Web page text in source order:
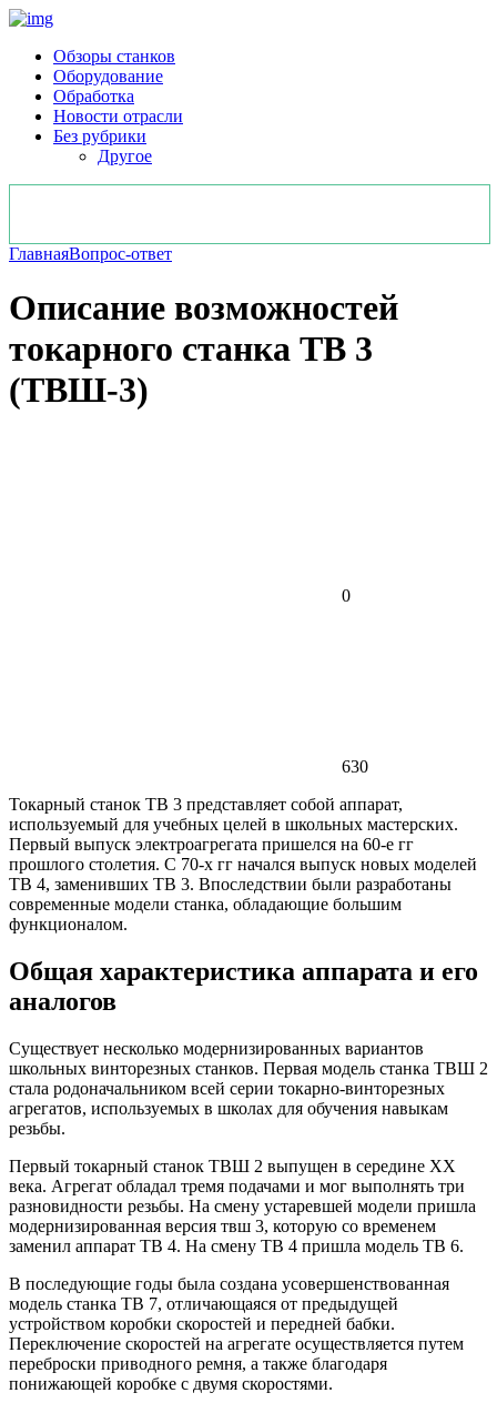
Обзоры станков
Оборудование
Обработка
Новости отрасли
Без рубрики
Другое
ГлавнаяВопрос-ответ
Описание возможностей
токарного станка ТВ 3
(ТВШ-3)
0
630
Токарный станок ТВ 3 представляет собой аппарат,
используемый для учебных целей в школьных мастерских.
Первый выпуск электроагрегата пришелся на 60-е гг
прошлого столетия. С 70-х гг начался выпуск новых моделей
ТВ 4, заменивших ТВ 3. Впоследствии были разработаны
современные модели станка, обладающие большим
функционалом.
Общая характеристика аппарата и его
аналогов
Существует несколько модернизированных вариантов
школьных винторезных станков. Первая модель станка ТВШ 2
стала родоначальником всей серии токарно-винторезных
агрегатов, используемых в школах для обучения навыкам
резьбы.
Первый токарный станок ТВШ 2 выпущен в середине XX
века. Агрегат обладал тремя подачами и мог выполнять три
разновидности резьбы. На смену устаревшей модели пришла
модернизированная версия твш 3, которую со временем
заменил аппарат ТВ 4. На смену ТВ 4 пришла модель ТВ 6.
В последующие годы была создана усовершенствованная
модель станка ТВ 7, отличающаяся от предыдущей
устройством коробки скоростей и передней бабки.
Переключение скоростей на агрегате осуществляется путем
переброски приводного ремня, а также благодаря
понижающей коробке с двумя скоростями.